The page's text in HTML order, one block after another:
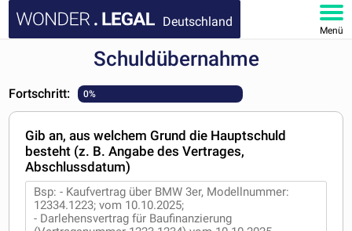
Deutschland
Menü
DOKUMENTE
FAQ
KONTAKT
MEIN KONTO
Schuldübernahme
Fortschritt: 0%
Gib an, aus welchem Grund die Hauptschuld
besteht (z. B. Angabe des Vertrages,
Abschlussdatum)